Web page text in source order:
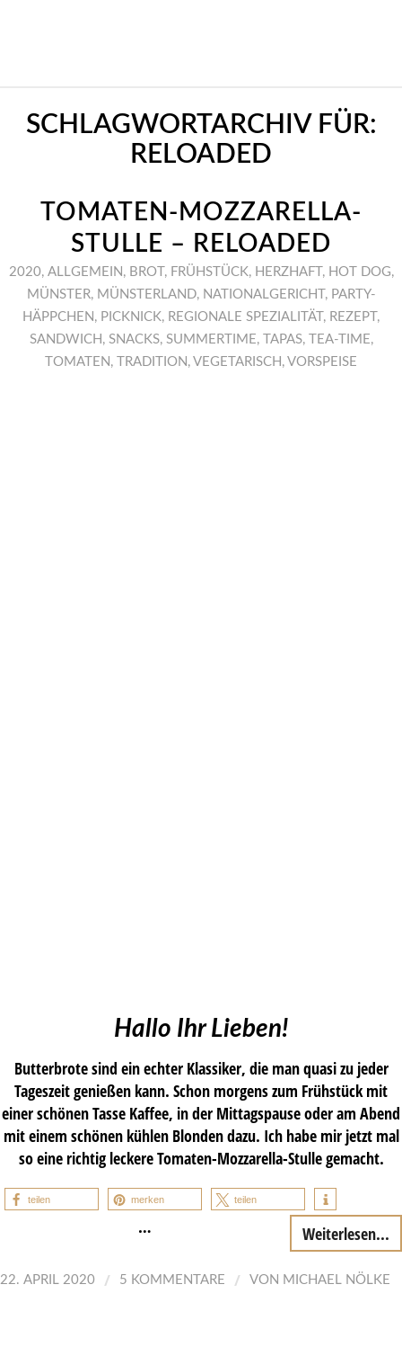
SCHLAGWORTARCHIV FÜR:
RELOADED
TOMATEN-MOZZARELLA-
STULLE – RELOADED
2020, ALLGEMEIN , BROT , FRÜHSTÜCK, HERZHAFT , HOT DOG,
MÜNSTER, MÜNSTERLAND, NATIONALGERICHT , PARTY-
HÄPPCHEN , PICKNICK, REGIONALE SPEZIALITÄT , REZEPT ,
SANDWICH , SNACKS, SUMMERTIME, TAPAS, TEA-TIME,
TOMATEN , TRADITION , VEGETARISCH , VORSPEISE
Hallo Ihr Lieben!
Butterbrote sind ein echter Klassiker, die man quasi zu jeder
Tageszeit genießen kann. Schon morgens zum Frühstück mit
einer schönen Tasse Kaffee, in der Mittagspause oder am Abend
mit einem schönen kühlen Blonden dazu. Ich habe mir jetzt mal
so eine richtig leckere Tomaten-Mozzarella-Stulle gemacht.
teilen merken teilen
… Weiterlesen...
22. APRIL 2020 / 5 KOMMENTARE / VON MICHAEL NÖLKE